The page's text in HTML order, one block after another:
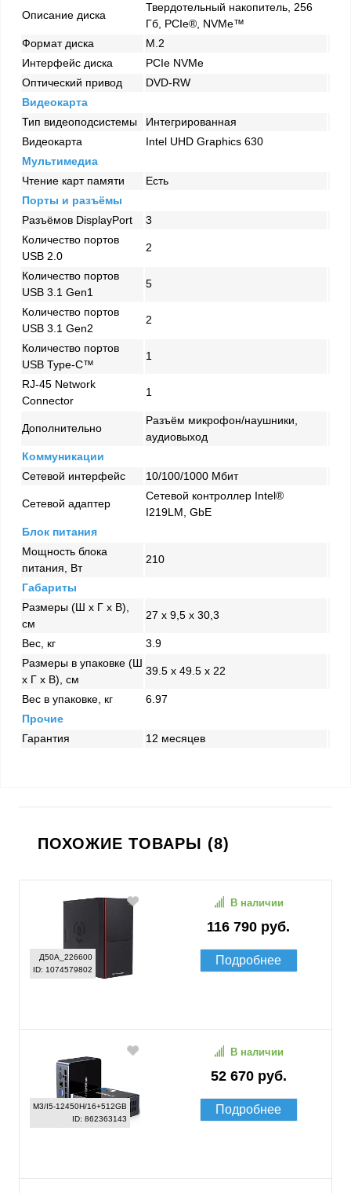
Описание диска
Твердотельный накопитель, 256
Гб, PCIe®, NVMe™
Формат диска
M.2
Интерфейс диска
PCIe NVMe
Оптический привод
DVD-RW
Видеокарта
Тип видеоподсистемы
Интегрированная
Видеокарта
Intel UHD Graphics 630
Мультимедиа
Чтение карт памяти
Есть
Порты и разъёмы
Разъёмов DisplayPort
3
Количество портов
USB 2.0
2
Количество портов
USB 3.1 Gen1
5
Количество портов
USB 3.1 Gen2
2
Количество портов
USB Type-C™
1
RJ-45 Network
Connector
1
Дополнительно
Разъём микрофон/наушники,
аудиовыход
Коммуникации
Сетевой интерфейс
10/100/1000 Mбит
Сетевой адаптер
Сетевой контроллер Intel®
I219LM, GbE
Блок питания
Мощность блока
питания, Вт
210
Габариты
Размеры (Ш x Г x В),
см
27 x 9,5 x 30,3
Вес, кг
3.9
Размеры в упаковке (Ш
x Г x В), см
39.5 x 49.5 x 22
Вес в упаковке, кг
6.97
Прочие
Гарантия
12 месяцев
ПОХОЖИЕ ТОВАРЫ (8)
Д50А_226600
ID: 1074579802
116 790 руб.
В наличии
Подробнее
M3/I5-12450H/16+512GB
ID: 862363143
52 670 руб.
В наличии
Подробнее